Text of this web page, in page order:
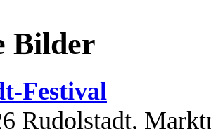
Bilder
Festival
Rudolstadt,